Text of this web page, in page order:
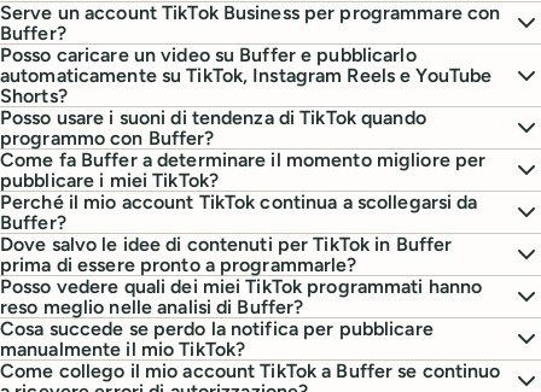
Serve un account TikTok Business per programmare con
Buffer?
Posso caricare un video su Buffer e pubblicarlo
automaticamente su TikTok, Instagram Reels e YouTube
Shorts?
Posso usare i suoni di tendenza di TikTok quando
programmo con Buffer?
Come fa Buffer a determinare il momento migliore per
pubblicare i miei TikTok?
Perché il mio account TikTok continua a scollegarsi da
Buffer?
Dove salvo le idee di contenuti per TikTok in Buffer
prima di essere pronto a programmarle?
Posso vedere quali dei miei TikTok programmati hanno
reso meglio nelle analisi di Buffer?
Cosa succede se perdo la notifica per pubblicare
manualmente il mio TikTok?
Come collego il mio account TikTok a Buffer se continuo